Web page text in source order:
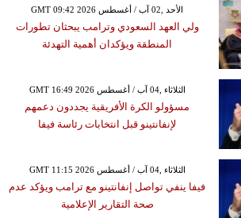
GMT 09:42 2026 الأحد ,02 آب / أغسطس
ولي العهد السعودي وترامب يبحثان تطورات
المنطقة ويؤكدان أهمية التهدئة
GMT 16:49 2026 الثلاثاء ,04 آب / أغسطس
مسؤولو الكرة الأفريقية يجددون دعمهم
لإنفانتينو قبل انتخابات رئاسة فيفا
GMT 11:15 2026 الثلاثاء ,04 آب / أغسطس
فيفا ينفي تواصل إنفانتينو مع ترامب ويؤكد عدم
صحة التقارير الإعلامية